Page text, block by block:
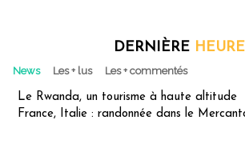
DERNIÈRE HEURE
News Les + lus Les + commentés
Le Rwanda, un tourisme à haute altitude
France, Italie : randonnée dans le